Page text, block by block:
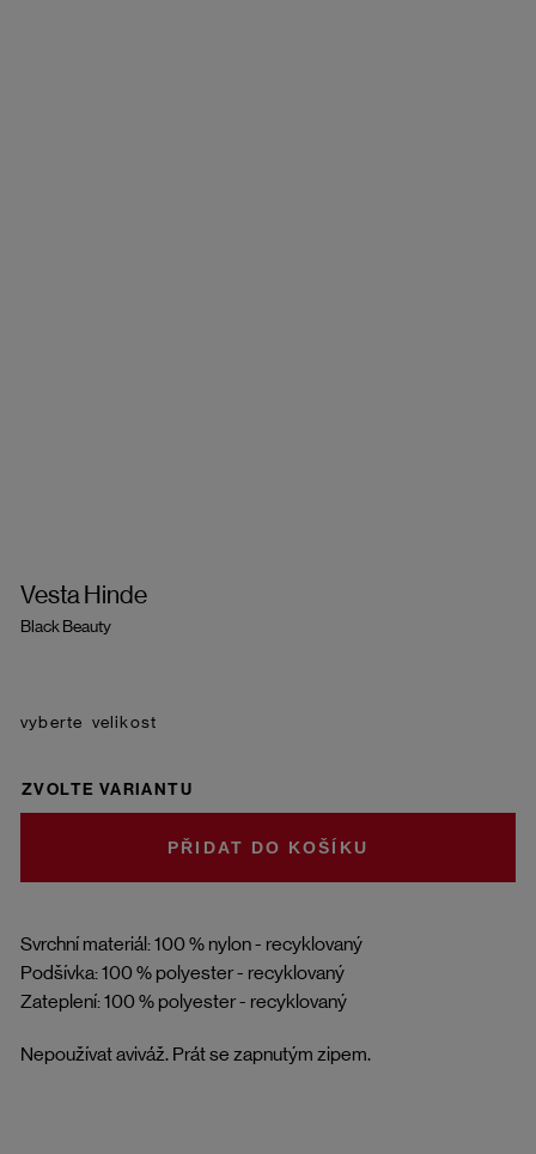
Vesta Hinde
Black Beauty
Svrchní materiál: 100 % nylon - recyklovaný
Podšívka: 100 % polyester - recyklovaný
Zateplení: 100 % polyester - recyklovaný
Nepoužívat aviváž. Prát se zapnutým zipem.
velikost
ZVOLTE VARIANTU
DO KOŠÍKU